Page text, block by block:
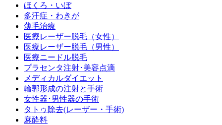
ほくろ・いぼ
多汗症・わきが
薄毛治療
医療レーザー脱毛（女性）
医療レーザー脱毛（男性）
医療ニードル脱毛
プラセンタ注射･美容点滴
メディカルダイエット
輪郭形成の注射と手術
女性器･男性器の手術
タトゥ除去(レーザー・手術)
麻酔料